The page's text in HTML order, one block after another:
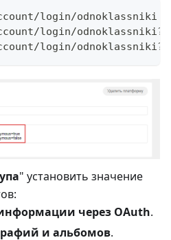
login/odnoklassniki
login/
login/
" установить значение
через OAuth.
и альбомов.